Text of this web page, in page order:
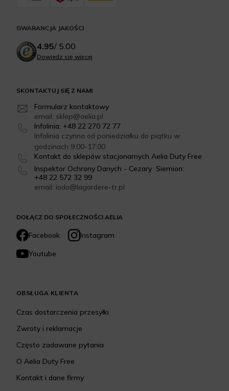
DOŁĄCZ DO SPOŁECZNOŚCI AELIA
Facebook
Instagram
Youtube
SKONTAKTUJ SIĘ Z NAMI
Formularz kontaktowy
email: sklep@aelia.pl
Infolinia: +48 22 270 72 77
Infolinia czynna od poniedziałku do piątku w
godzinach 9:00-17:00
Kontakt do sklepów stacjonarnych Aelia Duty Free
Inspektor Ochrony Danych - Cezary Siemion:
+48 22 572 32 99
email: iodo@lagardere-tr.pl
OBSŁUGA KLIENTA
Czas dostarczenia przesyłki
Zwroty i reklamacje
Często zadawane pytania
O Aelia Duty Free
Kontakt i dane firmy
GWARANCJA JAKOŚCI
4.95/ 5.00
Dowiedz się więcej